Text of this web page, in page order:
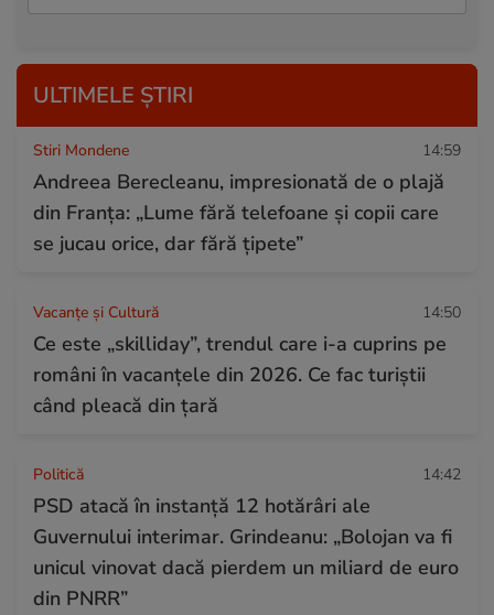
ULTIMELE ȘTIRI
Stiri Mondene 14:59
Andreea Berecleanu, impresionată de o plajă
din Franța: „Lume fără telefoane și copii care
se jucau orice, dar fără țipete”
Vacanțe și Cultură 14:50
Ce este „skilliday”, trendul care i-a cuprins pe
români în vacanțele din 2026. Ce fac turiștii
când pleacă din țară
Politică 14:42
PSD atacă în instanță 12 hotărâri ale
Guvernului interimar. Grindeanu: „Bolojan va fi
unicul vinovat dacă pierdem un miliard de euro
din PNRR”